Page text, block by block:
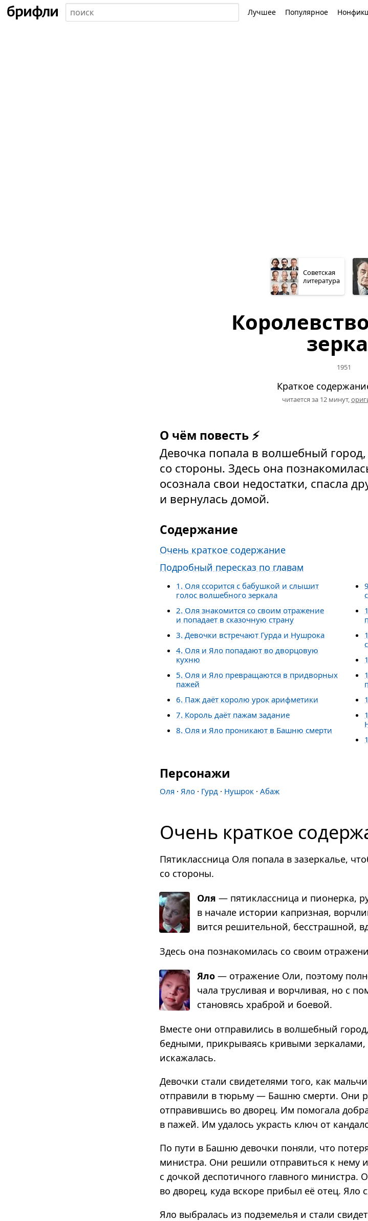
Лучшее Популярное
Советская
литература
1951
Краткое
читается за 12 минут,
О чём повесть ⚡
Девочка попала в волшебный город,
со стороны. Здесь она
осознала свои недостатки, спасла
и вернулась домой.
Содержание
Очень краткое содержание
Подробный пересказ по главам
1. Оля ссорится с бабушкой и слышит
голос волшебного зеркала
2. Оля знакомится со своим отражение
и попадает в сказочную страну
3. Девочки встречают Гурда и Нушрока
4. Оля и Яло попадают во дворцовую
кухню
5. Оля и Яло превращаются в придворных
пажей
6. Паж даёт королю урок арифметики
7. Король даёт пажам задание
8. Оля и Яло проникают в Башню смерти
Персонажи
Оля · Яло · Гурд · Нушрок · Абаж
Очень краткое
Пятиклассница Оля попала в зазеркалье,
со стороны.
Оля — пяти­класс­ница и пио­нерка,
в начале исто­рии каприз­ная,
вится реши­тель­ной, бес­страш­ной,
Здесь она познакомилась со своим
Яло — отра­же­ние Оли, поэтому
чала тру­сли­вая и вор­чли­вая, но с
ста­но­вясь хра­брой и бое­вой.
Вместе они отправились в волшебный
бедными, прикрываясь кривыми зеркалами,
искажалась.
Девочки стали свидетелями того, как
отправили в тюрьму — Башню смерти. Они
отправившись во дворец. Им помогала
в пажей. Им удалось украсть ключ от
По пути в Башню девочки поняли, что
министра. Они решили отправиться к нему
с дочкой деспотичного главного министра.
во дворец, куда вскоре прибыл её отец. Яло
Яло выбралась из подземелья и стали